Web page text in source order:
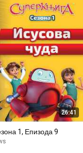
26:41
1, Епизода 9